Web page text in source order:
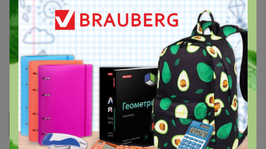
Picabox.ru - Лучшее место для ваших изображений
Розыгрыш - Генератор случайных чисел
Пульс нашего маркетплейса
Укорачиватель ссылок